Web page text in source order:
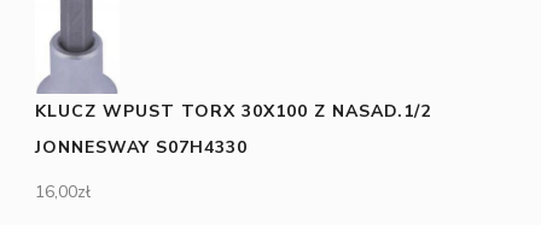
KLUCZ WPUST TORX 30X100 Z NASAD.1/2
JONNESWAY S07H4330
16,00zł